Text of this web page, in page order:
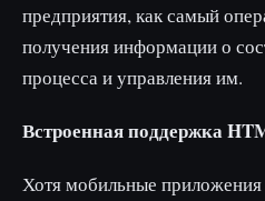
предприятия, как самый
получения информации о
процесса и управления им.
Встроенная поддержка
Хотя мобильные